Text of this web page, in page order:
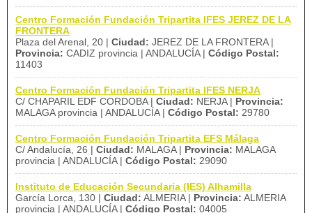
Centro Formación Fundación Tripartita IFES JEREZ DE LA
FRONTERA
Plaza del Arenal, 20 | Ciudad: JEREZ DE LA FRONTERA |
Provincia: CADIZ provincia | ANDALUCÍA | Código Postal:
11403
Centro Formación Fundación Tripartita IFES NERJA
C/ CHAPARIL EDF CORDOBA | Ciudad: NERJA | Provincia:
MALAGA provincia | ANDALUCÍA | Código Postal: 29780
Centro Formación Fundación Tripartita EFS Málaga
C/ Andalucía, 26 | Ciudad: MALAGA | Provincia: MALAGA
provincia | ANDALUCÍA | Código Postal: 29090
Instituto de Educación Secundaria (IES) Alhamilla
García Lorca, 130 | Ciudad: ALMERIA | Provincia: ALMERIA
provincia | ANDALUCÍA | Código Postal: 04005